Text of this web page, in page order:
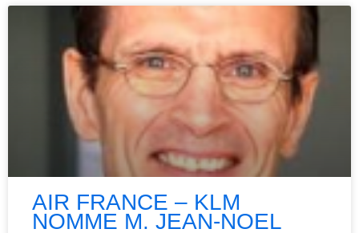
AIR FRANCE – KLM
NOMME M. JEAN-NOEL